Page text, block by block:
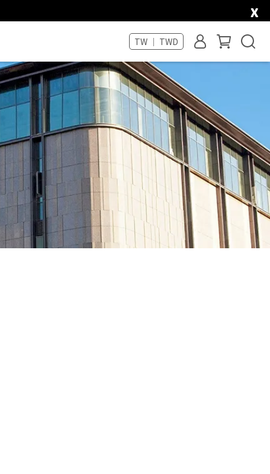
x
TW ｜ TWD